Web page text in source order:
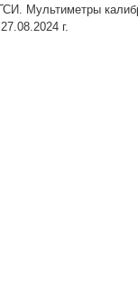
Мультиметры
г.